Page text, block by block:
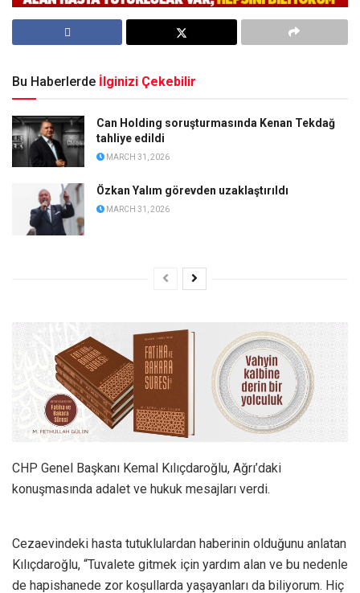
Bu Haberlerde İlginizi Çekebilir
Can Holding soruşturmasında Kenan Tekdağ
tahliye edildi
MARCH 31, 2026
Özkan Yalım görevden uzaklaştırıldı
MARCH 31, 2026
CHP Genel Başkanı Kemal Kılıçdaroğlu, Ağrı’daki
konuşmasında adalet ve hukuk mesajları verdi.
Cezaevindeki hasta tutuklulardan haberinin olduğunu anlatan
Kılıçdaroğlu, “Tuvalete gitmek için yardım alan ve bu nedenle
de hapishanede zor koşullarda yaşayanları da biliyorum. Hiç